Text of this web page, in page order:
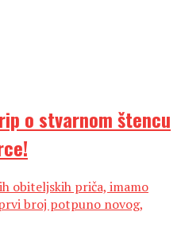
o stvarnom štencu
obiteljskih priča, imamo
broj potpuno novog,